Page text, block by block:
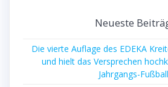
Neu­es­te
Die vier­te Auf­la­ge des EDEKA
und hielt das Ver­spre­chen
Jahrgangs-